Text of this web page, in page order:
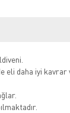
eli daha iyi kavrar